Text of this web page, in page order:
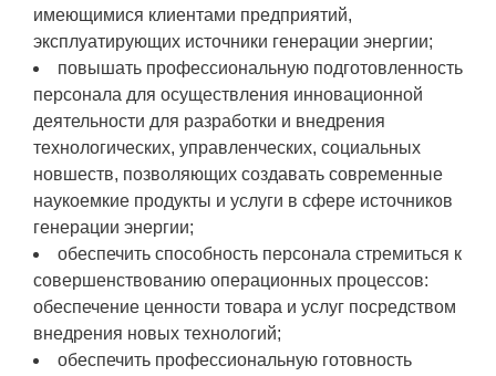
имеющимися клиентами предприятий,
эксплуатирующих источники генерации энергии;
повышать профессиональную подготовленность
персонала для осуществления инновационной
деятельности для разработки и внедрения
технологических, управленческих, социальных
новшеств, позволяющих создавать современные
наукоемкие продукты и услуги в сфере источников
генерации энергии;
обеспечить способность персонала стремиться к
совершенствованию операционных процессов:
обеспечение ценности товара и услуг посредством
внедрения новых технологий;
обеспечить профессиональную готовность